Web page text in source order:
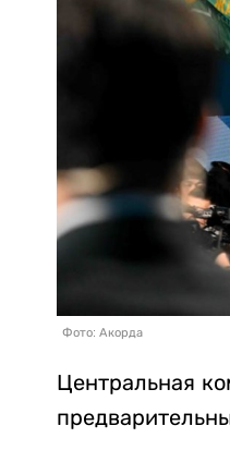
Фото: Акорда
Центральная